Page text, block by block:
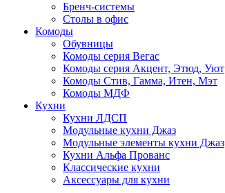
Бренч-системы
Столы в офис
Комоды
Обувницы
Комоды серия Вегас
Комоды серия Акцент, Этюд, Уют
Комоды Стив, Гамма, Итен, Мэт
Комоды МДФ
Кухни
Кухни ЛДСП
Модульные кухни Джаз
Модульные элементы кухни Джаз
Кухни Альфа Прованс
Классические кухни
Аксессуары для кухни